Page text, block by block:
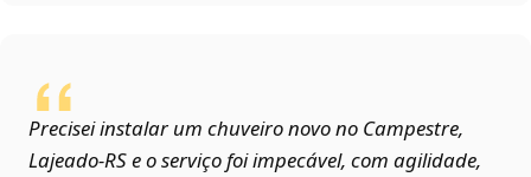
Precisei instalar um chuveiro novo no Campestre,
Lajeado‑RS e o serviço foi impecável, com agilidade,